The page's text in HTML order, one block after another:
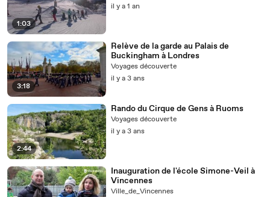
1:03
il y a 1 an
3:18
Relève de la garde au Palais de
Buckingham à Londres
Voyages découverte
il y a 3 ans
2:44
Rando du Cirque de Gens à Ruoms
Voyages découverte
il y a 3 ans
Inauguration de l'école Simone-Veil à
Vincennes
Ville_de_Vincennes